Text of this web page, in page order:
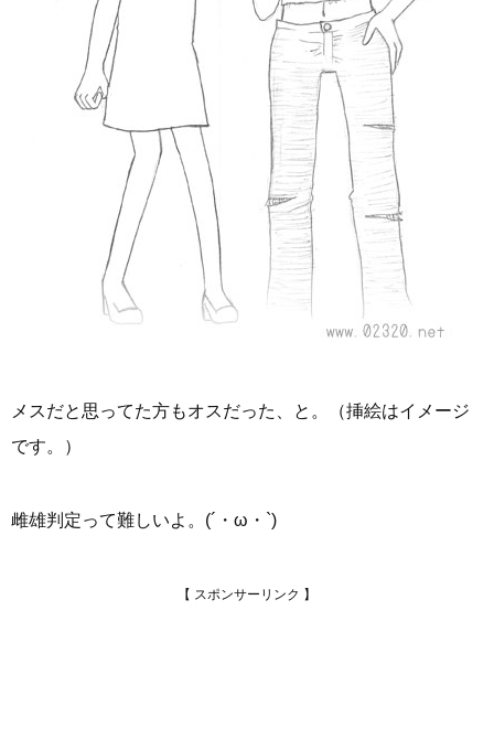
メスだと思ってた方もオスだった、と。（挿絵はイメージ
です。）
雌雄判定って難しいよ。(´・ω・`)